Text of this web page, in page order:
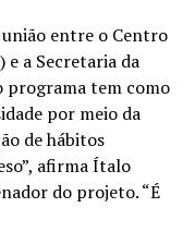
união entre o Centro
a Secretaria da
programa tem como
por meio da
de hábitos
afirma Ítalo
do projeto. “É